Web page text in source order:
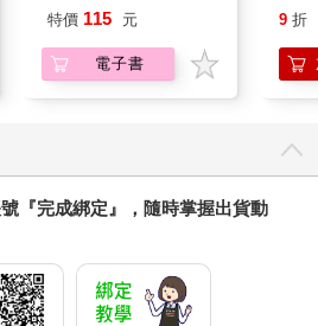
幣，以及比特幣的價值上升到100美
有為數不少的收益了。你可以往好
低於80k。所以，也許你沒什麼好擔
比特幣。幸運的話，你可以在價格上
麼一來，你的債務就會是美元，而不
值上漲時，你就賺到了。然而，這麼
Story of the Battalion～
特價 115 元
電子書
9 折
『完成綁定』，隨時掌握出貨動